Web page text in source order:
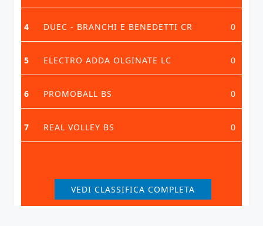
4 DUEC - BRANCHI E BENEDETTI CR 0
5 ELECTRO ADDA OLGINATE LC 0
6 PROMOBALL BS 0
7 REAL VOLLEY BS 0
VEDI CLASSIFICA COMPLETA